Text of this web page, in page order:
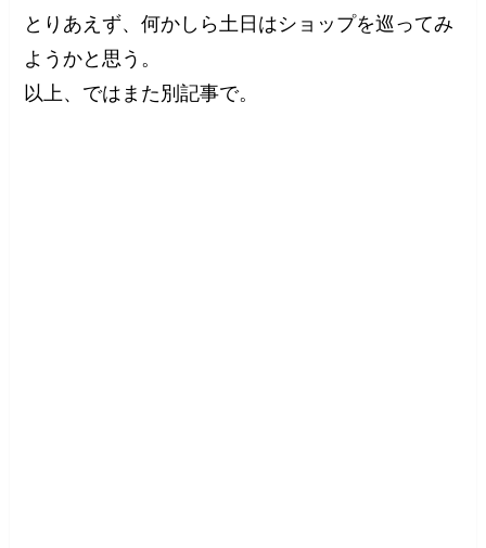
とりあえず、何かしら土日はショップを巡ってみ
ようかと思う。
以上、ではまた別記事で。